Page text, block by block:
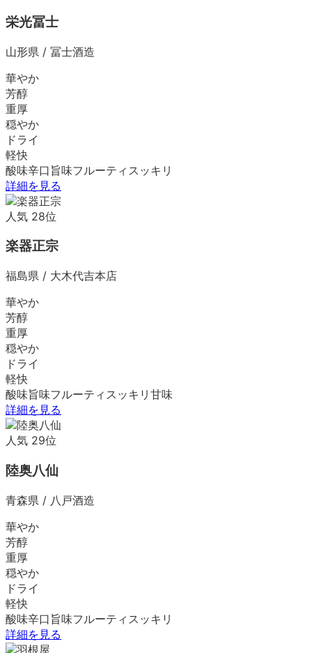
栄光冨士
山形県 / 冨士酒造
華やか
芳醇
重厚
穏やか
ドライ
軽快
酸味辛口 旨味フルーティ スッキリ
詳細を見る
人気 28位
楽器正宗
福島県 / 大木代吉本店
華やか
芳醇
重厚
穏やか
ドライ
軽快
酸味旨味フルーティ スッキリ 甘味
詳細を見る
人気 29位
陸奥八仙
青森県 / 八戸酒造
華やか
芳醇
重厚
穏やか
ドライ
軽快
酸味辛口 旨味フルーティ スッキリ
詳細を見る